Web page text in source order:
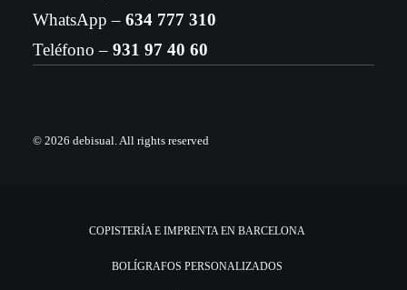
WhatsApp – 634 777 310
Teléfono – 931 97 40 60
© 2026 debisual.All rights reserved
COPISTERÍA E IMPRENTA EN BARCELONA
BOLÍGRAFOS PERSONALIZADOS